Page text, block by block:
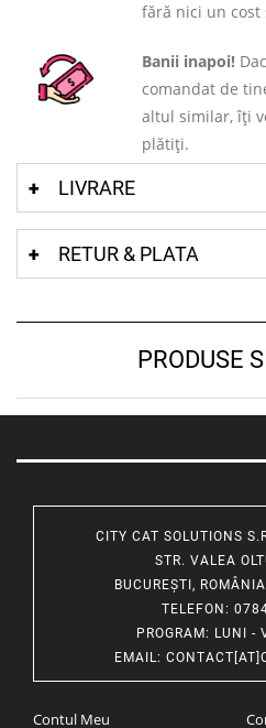
fără nici un
Banii inapoi!
comandat de
altul similar, îți
plătiți.
LIVRARE
RETUR & PLATA
PRODUSE
CITY CAT SOLUTIONS
STR. VALEA
BUCUREȘTI,
TELEFON :
PROGRAM: LUNI -
EMAIL:
Contul Meu